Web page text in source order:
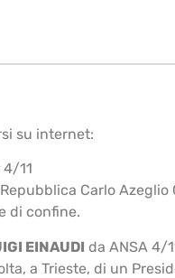
su internet:
11
Carlo
di confine.
EINAUDI da ANSA 4/
a Trieste, di un